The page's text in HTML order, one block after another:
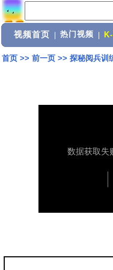
视频首页 热门视频
首页>> 前一页>> 探秘阅兵训